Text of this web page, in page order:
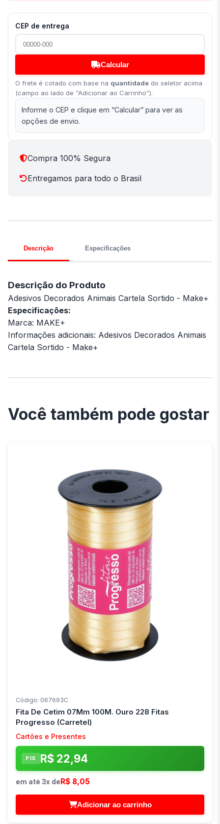
CEP de entrega
Calcular
O frete é cotado com base na quantidade do seletor acima
(campo ao lado de “Adicionar ao Carrinho”).
Informe o CEP e clique em “Calcular” para ver as
opções de envio.
Compra 100% Segura
Entregamos para todo o Brasil
Descrição Especificações
Descrição do Produto
Adesivos Decorados Animais Cartela Sortido - Make+
Especificações:
Marca: MAKE+
Informações adicionais: Adesivos Decorados Animais
Cartela Sortido - Make+
Você também pode gostar
Código: 067693C
Fita De Cetim 07Mm 100M. Ouro 228 Fitas
Progresso (Carretel)
Cartões e Presentes
PIX R$ 22,94
em até 3x deR$ 8,05
Adicionar ao carrinho